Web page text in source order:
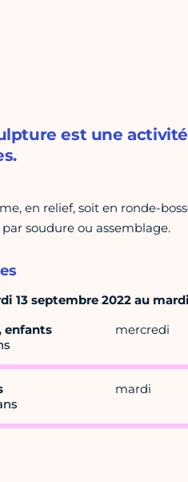
est une
en relief, soit en ronde-
soudure ou assemblage.
13 septembre 2022 au
enfants
mercredi
mardi